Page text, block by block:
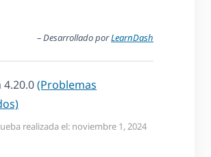
– Desarrollado porLearnDash
(Problemas
realizada el: noviembre 1, 2024